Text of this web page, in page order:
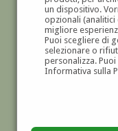
un dispositivo.
opzionali
migliore
Puoi scegliere di
selezionare o
personalizza.
Informativa sulla